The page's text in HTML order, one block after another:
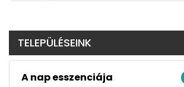
TELEPÜLÉSEINK
A nap esszenciája